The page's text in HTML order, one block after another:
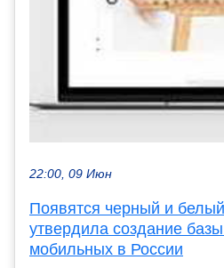
22:00, 09 Июн
Появятся черный и
утвердила создание
мобильных в России